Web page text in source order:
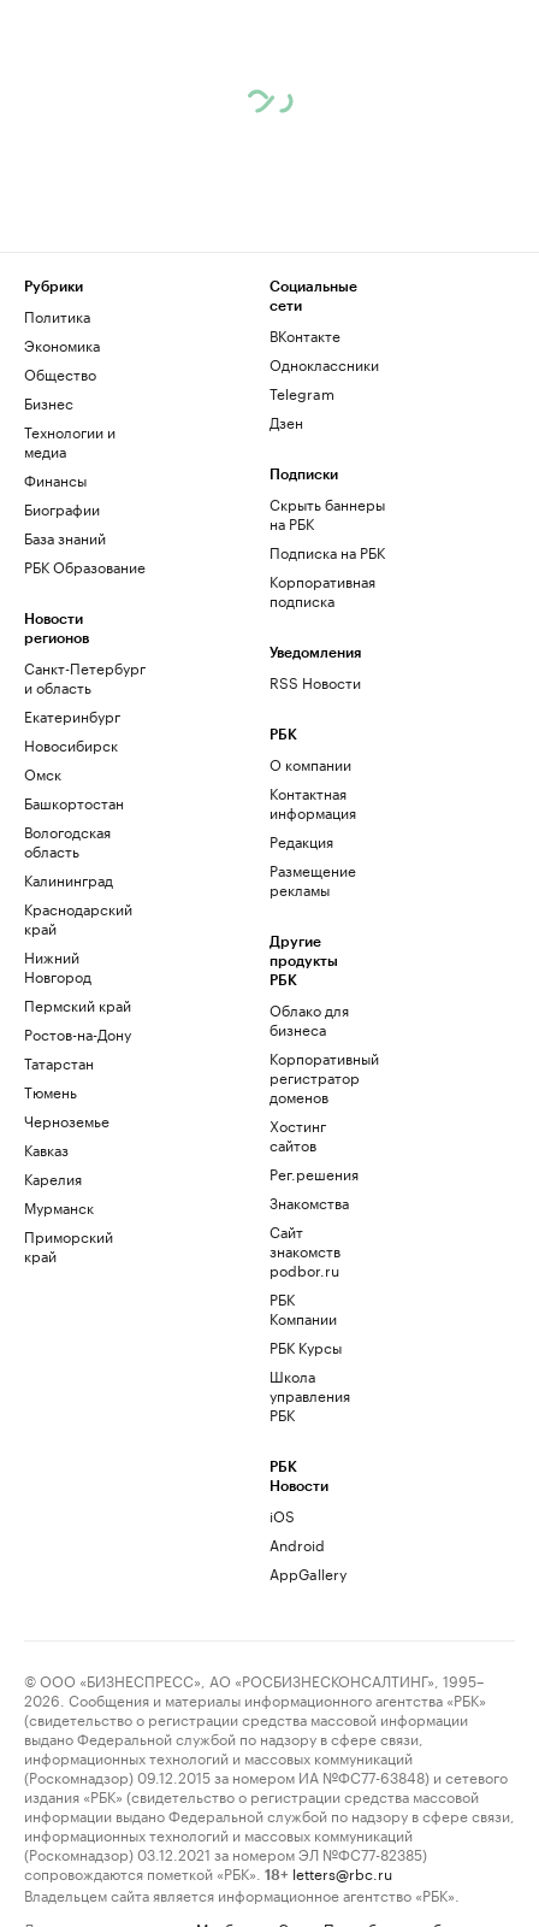
Рубрики
Политика
Экономика
Общество
Бизнес
Технологии и
медиа
Финансы
Биографии
База знаний
РБК Образование
Новости
регионов
Санкт-Петербург
и область
Екатеринбург
Новосибирск
Омск
Башкортостан
Вологодская
область
Калининград
Краснодарский
край
Нижний
Новгород
Пермский край
Ростов-на-Дону
Татарстан
Тюмень
Черноземье
Кавказ
Карелия
Мурманск
Приморский
край
Социальные
сети
ВКонтакте
Одноклассники
Telegram
Дзен
Подписки
Скрыть баннеры
на РБК
Подписка на РБК
Корпоративная
подписка
Уведомления
RSS Новости
РБК
О компании
Контактная
информация
Редакция
Размещение
рекламы
Другие
продукты
РБК
Облако для
бизнеса
Корпоративный
регистратор
доменов
Хостинг
сайтов
Рег.решения
Знакомства
Сайт
знакомств
podbor.ru
РБК
Компании
РБК Курсы
Школа
управления
РБК
РБК
Новости
iOS
Android
AppGallery
© ООО «БИЗНЕСПРЕСС», АО «РОСБИЗНЕСКОНСАЛТИНГ», 1995–
2026. Сообщения и материалы информационного агентства «РБК»
(свидетельство о регистрации средства массовой информации
выдано Федеральной службой по надзору в сфере связи,
информационных технологий и массовых коммуникаций
(Роскомнадзор) 09.12.2015 за номером ИА №ФС77-63848) и сетевого
издания «РБК» (свидетельство о регистрации средства массовой
информации выдано Федеральной службой по надзору в сфере связи,
информационных технологий и массовых коммуникаций
(Роскомнадзор) 03.12.2021 за номером ЭЛ №ФС77-82385)
сопровождаются пометкой «РБК».
18+ letters@rbc.ru
Владельцем сайта является информационное агентство «РБК».